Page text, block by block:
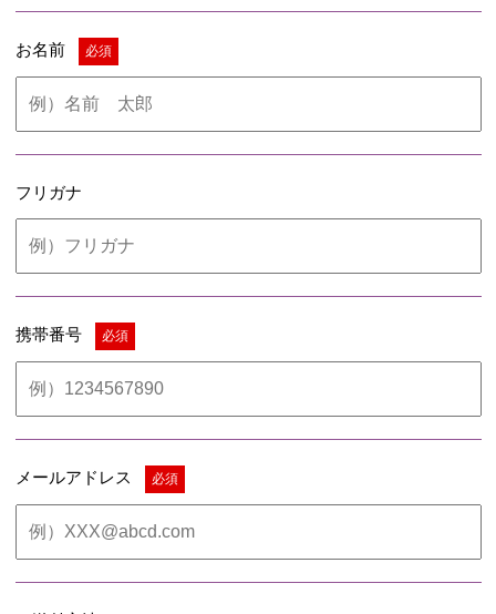
お名前 必須
フリガナ
携帯番号 必須
メールアドレス 必須